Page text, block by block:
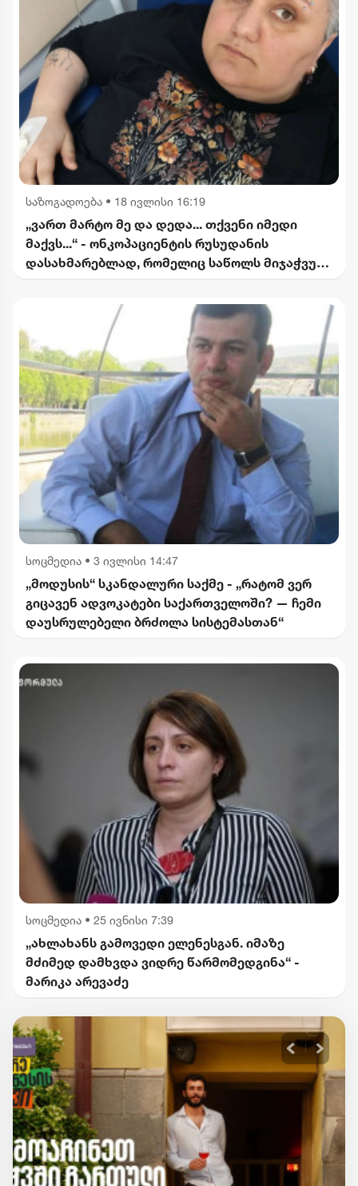
საზოგადოება • 18 ივლისი 16:19
„ვართ მარტო მე და დედა... თქვენი იმედი
მაქვს...“ - ონკოპაციენტის რუსუდანის
დასახმარებლად, რომელიც საწოლს მიჯაჭვულ
სოცმედია • 3 ივლისი 14:47
„მოდუსის“ სკანდალური საქმე - „რატომ ვერ
გიცავენ ადვოკატები საქართველოში? — ჩემი
დაუსრულებელი ბრძოლა სისტემასთან“
სოცმედია • 25 ივნისი 7:39
„ახლახანს გამოვედი ელენესგან. იმაზე
მძიმედ დამხვდა ვიდრე წარმომედგინა“ -
მარიკა არევაძე